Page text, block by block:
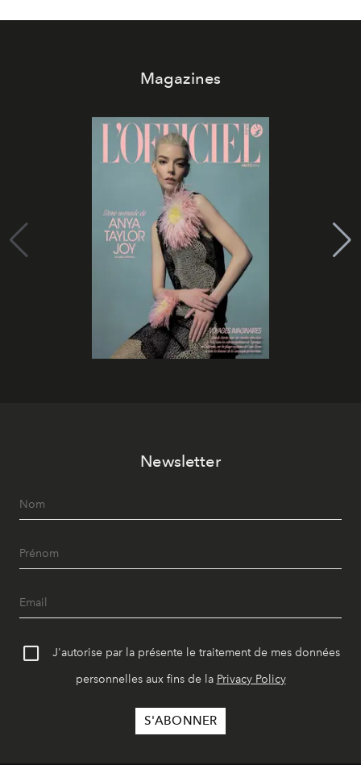
Magazines
Newsletter
J'autorise par la présente le traitement de mes données
personnelles aux fins de la Privacy Policy